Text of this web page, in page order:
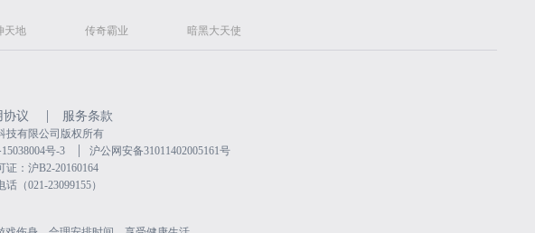
天地 传奇霸业 暗黑大天使
协议 | 服务条款
技有限公司版权所有
号-3
|
沪公网安备31011402005161号
：沪B2-20160164
（021-23099155）